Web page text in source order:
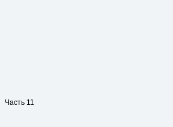
Часть 11